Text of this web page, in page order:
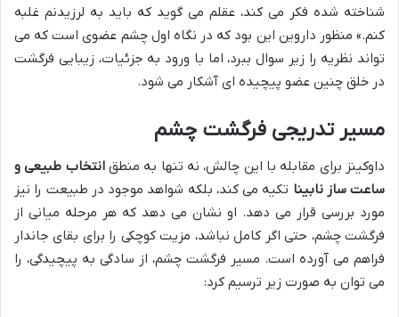
شناخته شده فکر می کند، عقلم می گوید که باید به لرزیدنم غلبه
کنم.» منظور داروین این بود که در نگاه اول چشم عضوی است که می
تواند نظریه را زیر سوال ببرد، اما با ورود به جزئیات، زیبایی فرگشت
در خلق چنین عضو پیچیده ای آشکار می شود.
مسیر تدریجی فرگشت چشم
داوکینز برای مقابله با این چالش، نه تنها به منطقانتخاب طبیعی و
ساعت ساز نابینا تکیه می کند، بلکه شواهد موجود در طبیعت را نیز
مورد بررسی قرار می دهد. او نشان می دهد که هر مرحله میانی از
فرگشت چشم، حتی اگر کامل نباشد، مزیت کوچکی را برای بقای جاندار
فراهم می آورده است. مسیر فرگشت چشم، از سادگی به پیچیدگی، را
می توان به صورت زیر ترسیم کرد: